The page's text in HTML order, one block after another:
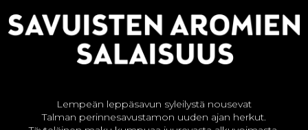
Lempeän leppäsavun syleilystä nousevat
Talman perinnesavustamon uuden ajan herkut.